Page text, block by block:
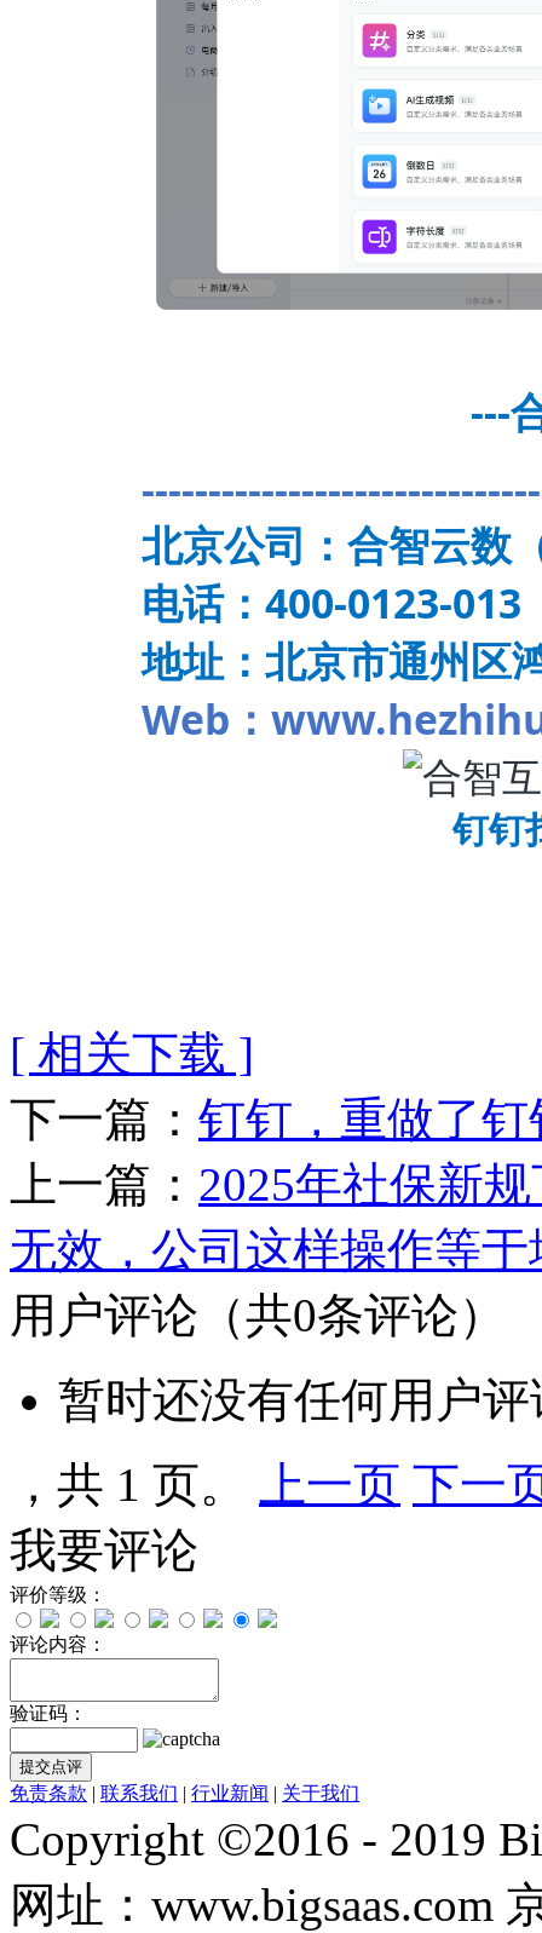
---
北京公司：合智云数
电话：400-0123-013
地址：北京市通州区
Web：
钉钉
[ 相关下载 ]
下一篇： 钉钉，重做了钉
上一篇： 2025年社保新
无效，公司这样操作等于
用户评论 （共0条评论）
暂时还没有任何用户评
，共 1 页。
上一页 下一
我要评论
评价等级：
评论内容：
验证码：
免责条款 | 联系我们 | 行业新闻 | 关于我们
Copyright ©2016 - 2019
网址：www.bigsaas.com